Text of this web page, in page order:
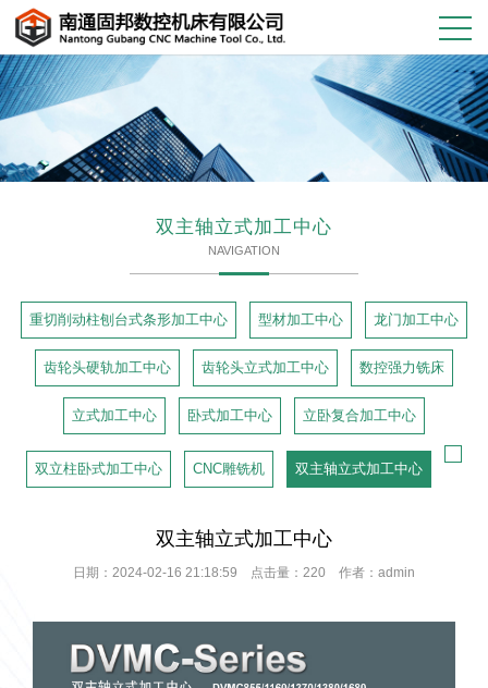
双主轴立式加工中心
NAVIGATION
重切削动柱刨台式条形加工中心 型材加工中心 龙门加工中心
齿轮头硬轨加工中心 齿轮头立式加工中心 数控强力铣床
立式加工中心 卧式加工中心 立卧复合加工中心
双立柱卧式加工中心 CNC雕铣机 双主轴立式加工中心
双主轴立式加工中心
日期：2024-02-16 21:18:59 点击量：220 作者：admin